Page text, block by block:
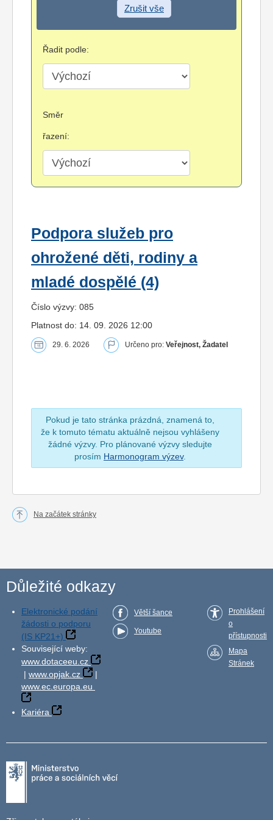
Zrušit vše
Řadit podle:
Směr
řazení:
Podpora služeb pro
ohrožené děti, rodiny a
mladé dospělé (4)
Číslo výzvy: 085
Platnost do: 14. 09. 2026 12:00
29. 6. 2026 Určeno pro: Veřejnost, Žadatel
Pokud je tato stránka prázdná, znamená to,
že k tomuto tématu aktuálně nejsou vyhlášeny
žádné výzvy. Pro plánované výzvy sledujte
prosím Harmonogram výzev.
Na začátek stránky
Důležité odkazy
Elektronické podání
žádosti o podporu
(IS KP21+)
Související weby:
www.dotaceeu.cz
| www.opjak.cz
|
www.ec.europa.eu
Kariéra
Větší šance
Youtube
Prohlášení
o
přístupnosti
Mapa
Stránek